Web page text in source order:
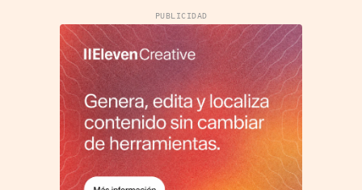
PUBLICIDAD